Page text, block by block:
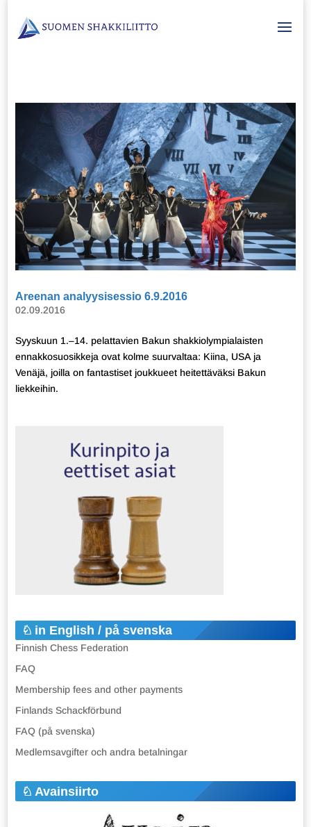
Areenan analyysisessio 6.9.2016
02.09.2016
Syyskuun 1.–14. pelattavien Bakun shakkiolympialaisten
ennakkosuosikkeja ovat kolme suurvaltaa: Kiina, USA ja
Venäjä, joilla on fantastiset joukkueet heitettäväksi Bakun
liekkeihin.
in English / på svenska
Finnish Chess Federation
FAQ
Membership fees and other payments
Finlands Schackförbund
FAQ (på svenska)
Medlemsavgifter och andra betalningar
Avainsiirto